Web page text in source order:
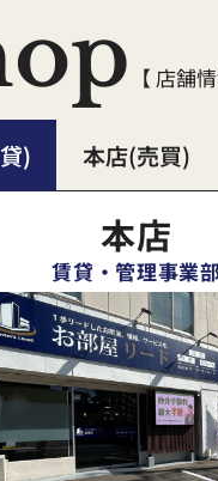
【 店舗情
) 本店(売買)
本店
賃貸・管理事業